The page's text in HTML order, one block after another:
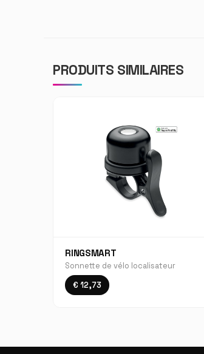
PRODUITS SIMILAIRES
RINGSMART
Sonnette de vélo localisateur
€ 12,73